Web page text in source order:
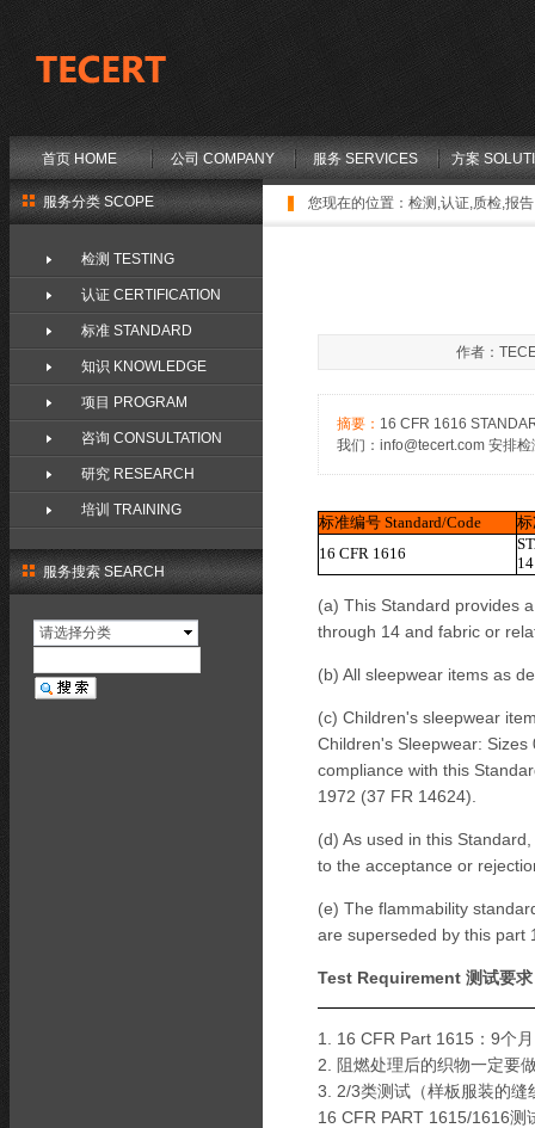
首页 HOME 公司 COMPANY 服务 SERVICES 方案
您现在的位置： 检测,认证,质检,报
服务搜索 SEARCH
请选择分类
作者：
摘要： 16 CFR 1616
我们：info@tecert.com 安排
标准编号 Standard/Code
16 CFR 1616
14
(a) This Standard provides
through 14 and fabric or
(b) All sleepwear items as
(c) Children's sleepwear
Children's Sleepwear:
compliance with this
1972 (37 FR 14624).
(d) As used in this
to the acceptance or
(e) The flammability
are superseded by this part
Test Requirement 测试要求
1. 16 CFR Part 1615：9个
2. 阻燃处理后的织物一定要
3. 2/3类测试（样板服装的缝
16 CFR PART 1615/1616测
服务分类 SCOPE
检测 TESTING
认证 CERTIFICATION
标准 STANDARD
知识 KNOWLEDGE
项目 PROGRAM
咨询 CONSULTATION
研究 RESEARCH
培训 TRAINING